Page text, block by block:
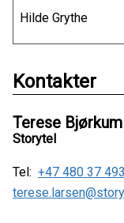
Hilde Grythe
Kontakter
Terese
Storytel
Tel: +47 480 37 493